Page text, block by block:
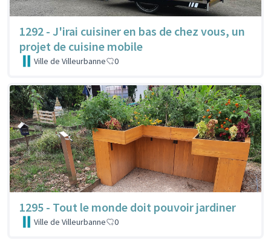
1292 - J'irai cuisiner en bas de chez vous, un
projet de cuisine mobile
Ville de Villeurbanne 0
1295 - Tout le monde doit pouvoir jardiner
Ville de Villeurbanne 0